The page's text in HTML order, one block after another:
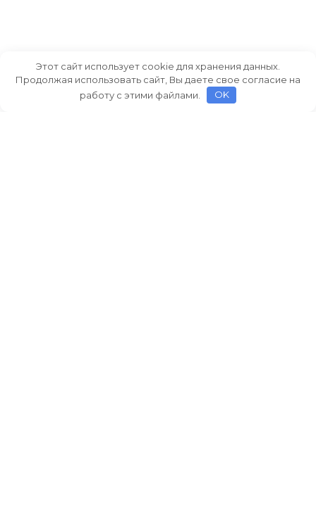
Этот сайт использует cookie для хранения данных.
Продолжая использовать сайт, Вы даете свое согласие на
работу с этими файлами.
OK